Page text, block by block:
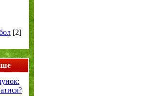
[2]